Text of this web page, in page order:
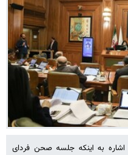
به اینکه جلسه صحن فردای